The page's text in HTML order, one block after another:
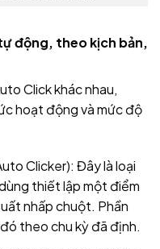
động, theo kịch bản,
Click khác nhau,
hoạt động và mức độ
Clicker): Đây là loại
thiết lập một điểm
nhấp chuột. Phần
theo chu kỳ đã định.